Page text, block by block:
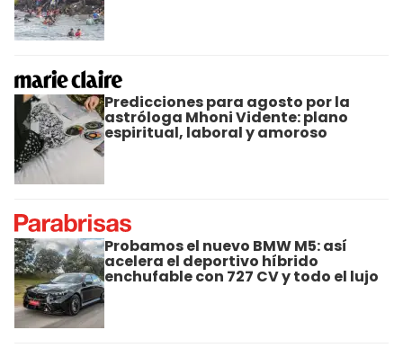
Predicciones para agosto por la
astróloga Mhoni Vidente: plano
espiritual, laboral y amoroso
Probamos el nuevo BMW M5: así
acelera el deportivo híbrido
enchufable con 727 CV y todo el lujo